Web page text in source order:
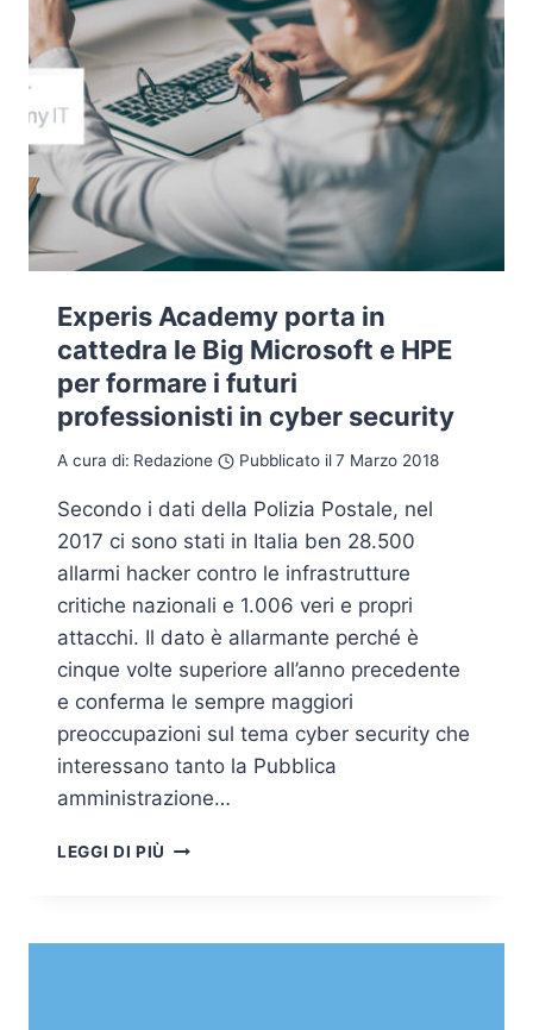
Experis Academy porta in
cattedra le Big Microsoft e HPE
per formare i futuri
professionisti in cyber security
A cura di: Redazione Pubblicato il7 Marzo 2018
Secondo i dati della Polizia Postale, nel
2017 ci sono stati in Italia ben 28.500
allarmi hacker contro le infrastrutture
critiche nazionali e 1.006 veri e propri
attacchi. Il dato è allarmante perché è
cinque volte superiore all’anno precedente
e conferma le sempre maggiori
preoccupazioni sul tema cyber security che
interessano tanto la Pubblica
amministrazione…
LEGGI DI PIÙ EXPERIS
CATTEDRA